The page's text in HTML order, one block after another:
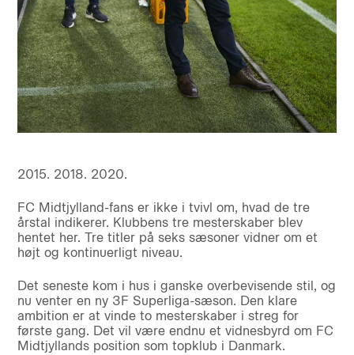
2015. 2018. 2020.
FC Midtjylland-fans er ikke i tvivl om, hvad de tre
årstal indikerer. Klubbens tre mesterskaber blev
hentet her. Tre titler på seks sæsoner vidner om et
højt og kontinuerligt niveau.
Det seneste kom i hus i ganske overbevisende stil, og
nu venter en ny 3F Superliga-sæson. Den klare
ambition er at vinde to mesterskaber i streg for
første gang. Det vil være endnu et vidnesbyrd om FC
Midtjyllands position som topklub i Danmark.